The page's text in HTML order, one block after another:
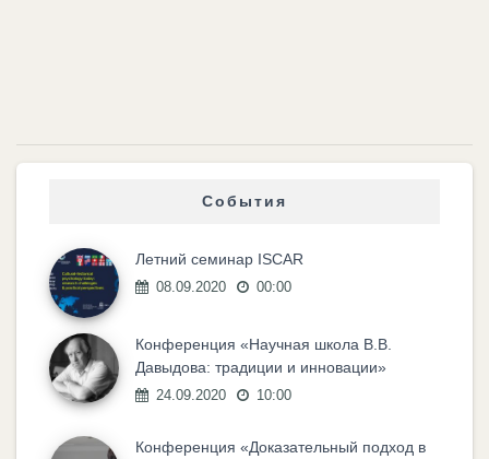
События
Летний семинар ISCAR
08.09.2020 00:00
Конференция «Научная школа В.В.
Давыдова: традиции и инновации»
24.09.2020 10:00
Конференция «Доказательный подход в